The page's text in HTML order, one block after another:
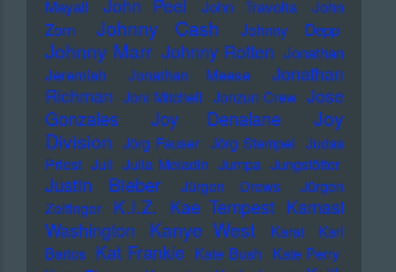
Mayall
John Peel John Travolta
John
Zorn
Johnny Cash Johnny Depp
Johnny Marr Johnny Rotten Jonathan
Jeremiah
Jonathan Meese
Jonathan
Richman Joni Mitchell Jonzun Crew Jose
Gonzales
Joy Denalane
Joy
Division Jörg Fauser Jörg Stempel Judas
Priest Juli Julia Meladin Jumpa Jungstötter
Justin Bieber Jürgen Drews
Jürgen
Zeltinger
K.I.Z. Kae Tempest Kamasi
Washington
Kanye West Karat
Karl
Bartos Kat Frankie Kate Bush Kate Perry